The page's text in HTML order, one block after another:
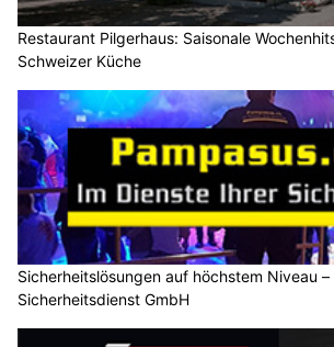
Restaurant Pilgerhaus: Saisonale
Schweizer Küche
Sicherheitslösungen auf höchstem Niveau –
Sicherheitsdienst GmbH